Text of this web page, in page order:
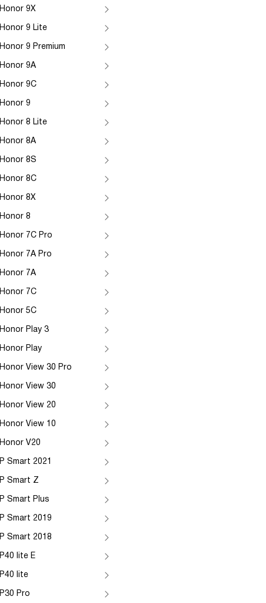
Honor 9X
Honor 9 Lite
Honor 9 Premium
Honor 9A
Honor 9C
Honor 9
Honor 8 Lite
Honor 8A
Honor 8S
Honor 8C
Honor 8X
Honor 8
Honor 7C Pro
Honor 7A Pro
Honor 7A
Honor 7C
Honor 5C
Honor Play 3
Honor Play
Honor View 30 Pro
Honor View 30
Honor View 20
Honor View 10
Honor V20
P Smart 2021
P Smart Z
P Smart Plus
P Smart 2019
P Smart 2018
P40 lite E
P40 lite
P30 Pro